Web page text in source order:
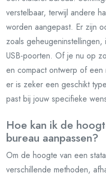
verstelbaar, terwijl andere
worden aangepast. Er zijn
zoals
USB-poorten. Of je nu op
en compact ontwerp of een
er is zeker een geschikt
past bij jouw specifieke
Hoe kan ik de
bureau aanpassen?
Om de hoogte van een
verschillende methoden,